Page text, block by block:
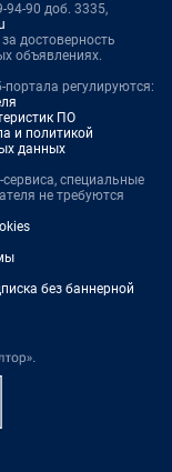
94-90 доб. 3335,
достоверность
объявлениях.
регулируются:
ПО
и политикой
данных
сервиса, специальные
не требуются
без баннерной